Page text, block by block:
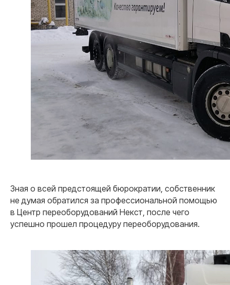
Зная о всей предстоящей бюрократии, собственник
не думая обратился за профессиональной помощью
в Центр переоборудований Некст, после чего
успешно прошел процедуру переоборудования.
Почему мы